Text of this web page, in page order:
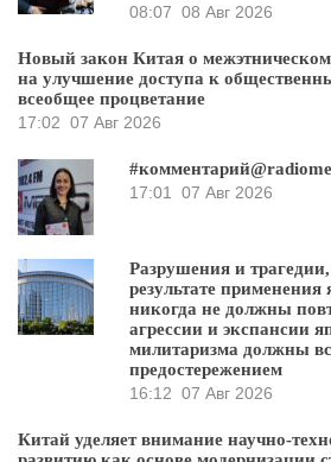
08:07 08 Авг 2026
Новый закон Китая о
на улучшение доступа к
всеобщее процветание
17:02 07 Авг 2026
17:01
07 Авг 2026
Разрушения и
результате применения
никогда не должны
агрессии и экспансии
милитаризма должны
предостережением
16:12 07 Авг 2026
Китай уделяет внимание научно-